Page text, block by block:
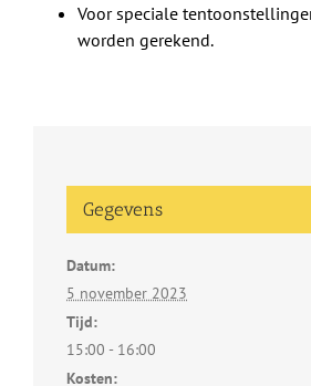
Voor speciale
worden gerekend.
Gegevens
Datum:
5 november 2023
Tijd:
15:00 - 16:00
Kosten: